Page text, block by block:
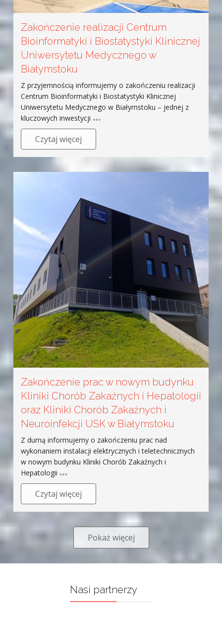
Zakończenie realizacji Centrum
Bioinformatyki i Biostatystyki Klinicznej
Uniwersytetu Medycznego w
Białymstoku
Z przyjemnością informujemy o zakończeniu realizacji
Centrum Bioinformatyki i Biostatystyki Klinicznej
Uniwersytetu Medycznego w Białymstoku – jednej z
kluczowych inwestycji
Czytaj więcej
Zakończenie prac w nowym budynku
Kliniki Chorób Zakaźnych i Hepatologii
oraz Kliniki Chorób Zakaźnych i
Neuroinfekcji USK w Białymstoku
Z dumą informujemy o zakończeniu prac nad
wykonaniem instalacji elektrycznych i teletechnicznych
w nowym budynku Kliniki Chorób Zakaźnych i
Hepatologii
Czytaj więcej
Pokaż więcej
Nasi partnerzy